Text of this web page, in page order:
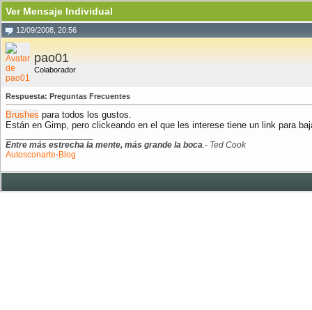
Ver Mensaje Individual
12/09/2008, 20:56
pao01
Colaborador
Respuesta: Preguntas Frecuentes
Brushes para todos los gustos.
Están en Gimp, pero clickeando en el que les interese tiene un link para
Entre más estrecha la mente, más grande la boca.- Ted Cook
Autosconarte-Blog